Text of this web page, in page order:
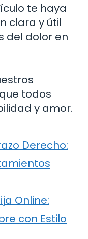
te haya
clara y útil
del dolor en
todos
y amor.
Derecho:
Online:
con Estilo